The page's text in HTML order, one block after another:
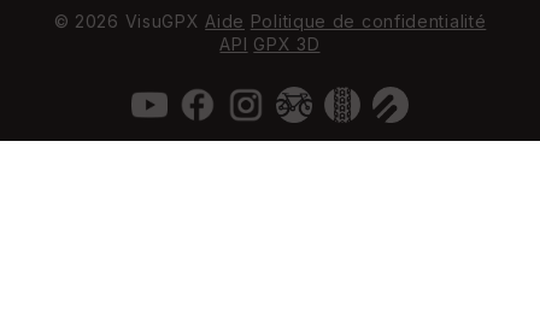
© 2026 VisuGPX Aide Politique de confidentialité
API GPX 3D